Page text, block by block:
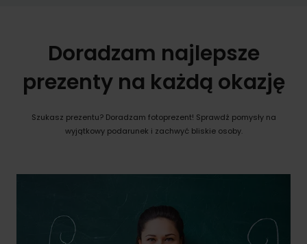
Doradzam najlepsze
prezenty na każdą okazję
Szukasz prezentu? Doradzam fotoprezent! Sprawdź pomysły na
wyjątkowy podarunek i zachwyć bliskie osoby.